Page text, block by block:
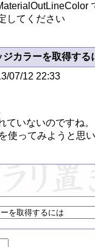
してください
カラーを取得する
07/12 22:33
ていないのですね。
使ってみようと思